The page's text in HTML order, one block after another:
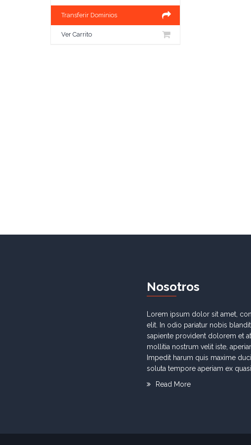
Transferir Dominios
Ver Carrito
Nosotros
Lorem ipsum dolor sit amet,
elit. In odio pariatur nobis
sapiente provident dolorem et
mollitia nostrum velit iste,
Impedit harum quis maxime
soluta tempore aperiam ex
Read More